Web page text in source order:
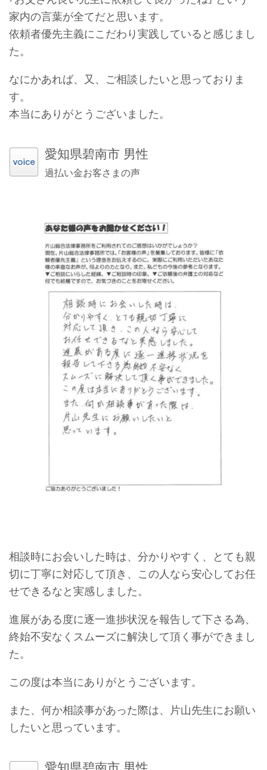
家内の言葉が全てだと思います。
依頼者優先主義にこだわり実践していると感じまし
た。
なにかあれば、又、ご相談したいと思っておりま
す。
本当にありがとうございました。
愛知県碧南市 男性
過払い金お客さまの声
相談時にお会いした時は、分かりやすく、とても親
切に丁寧に対応して頂き、この人なら安心してお任
せできるなと実感しました。
進展がある度に逐一進捗状況を報告して下さる為、
終始不安なくスムーズに解決して頂く事ができまし
た。
この度は本当にありがとうございます。
また、何か相談事があった際は、片山先生にお願い
したいと思っています。